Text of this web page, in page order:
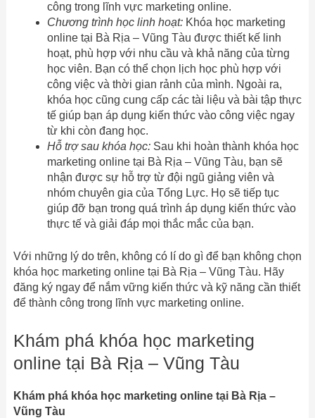
công trong lĩnh vực marketing online.
Chương trình học linh hoạt:Khóa học marketing
online tại Bà Rịa – Vũng Tàu được thiết kế linh
hoạt, phù hợp với nhu cầu và khả năng của từng
học viên. Bạn có thể chọn lịch học phù hợp với
công việc và thời gian rảnh của mình. Ngoài ra,
khóa học cũng cung cấp các tài liệu và bài tập thực
tế giúp bạn áp dụng kiến thức vào công việc ngay
từ khi còn đang học.
Hỗ trợ sau khóa học:Sau khi hoàn thành khóa học
marketing online tại Bà Rịa – Vũng Tàu, bạn sẽ
nhận được sự hỗ trợ từ đội ngũ giảng viên và
nhóm chuyên gia của Tổng Lực. Họ sẽ tiếp tục
giúp đỡ bạn trong quá trình áp dụng kiến thức vào
thực tế và giải đáp mọi thắc mắc của bạn.
Với những lý do trên, không có lí do gì để bạn không chọn
khóa học marketing online tại Bà Rịa – Vũng Tàu. Hãy
đăng ký ngay để nắm vững kiến thức và kỹ năng cần thiết
để thành công trong lĩnh vực marketing online.
Khám phá khóa học marketing
online tại Bà Rịa – Vũng Tàu
Khám phá khóa học marketing online tại Bà Rịa –
Vũng Tàu